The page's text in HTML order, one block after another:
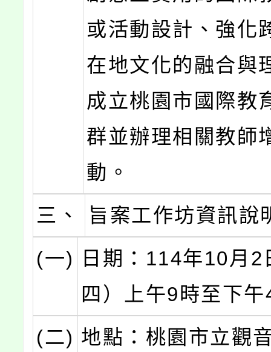
或活動設計、強化
在地文化的融合與
成立桃園市國際教
群並辦理相關教師
動。
三、
旨案工作坊資訊說
(一)
日期：114年10月2
四）上午9時至下
(二) 地點：桃園市立觀